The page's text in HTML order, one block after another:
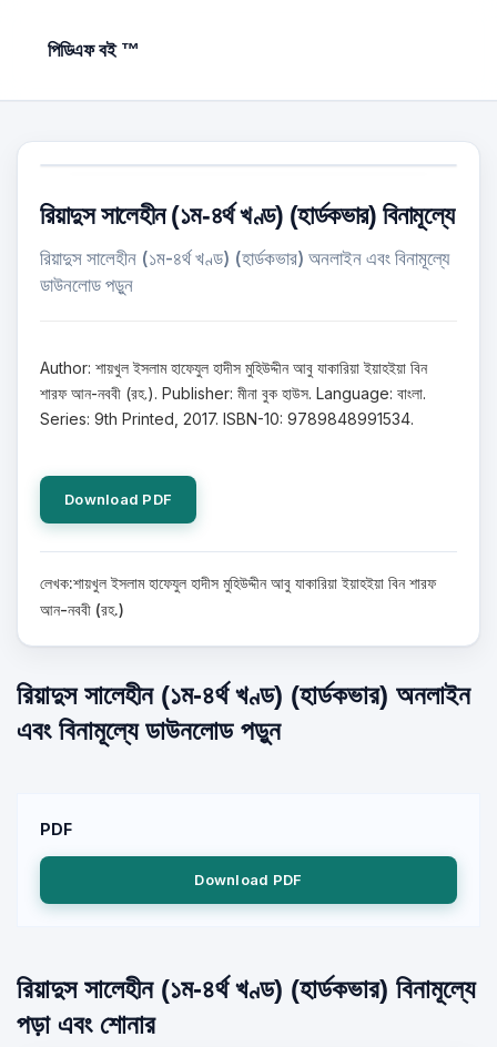
পিডিএফ বই ™
রিয়াদুস সালেহীন (১ম-৪র্থ খণ্ড) (হার্ডকভার) বিনামূল্যে
রিয়াদুস সালেহীন (১ম-৪র্থ খণ্ড) (হার্ডকভার) অনলাইন এবং বিনামূল্যে
ডাউনলোড পড়ুন
Author: শায়খুল ইসলাম হাফেযুল হাদীস মুহিউদ্দীন আবু যাকারিয়া ইয়াহইয়া বিন
শারফ আন-নববী (রহ.). Publisher: মীনা বুক হাউস. Language: বাংলা.
Series: 9th Printed, 2017. ISBN-10: 9789848991534.
Download PDF
লেখক:শায়খুল ইসলাম হাফেযুল হাদীস মুহিউদ্দীন আবু যাকারিয়া ইয়াহইয়া বিন শারফ
আন-নববী (রহ.)
রিয়াদুস সালেহীন (১ম-৪র্থ খণ্ড) (হার্ডকভার) অনলাইন
এবং বিনামূল্যে ডাউনলোড পড়ুন
PDF
Download PDF
রিয়াদুস সালেহীন (১ম-৪র্থ খণ্ড) (হার্ডকভার) বিনামূল্যে
পড়া এবং শোনার